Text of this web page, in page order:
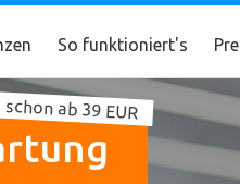
So funktioniert's
schon ab 39 EUR